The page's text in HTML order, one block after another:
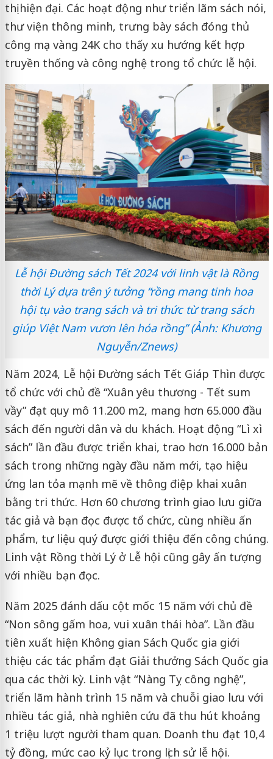
thị hiện đại. Các hoạt động như triển lãm sách nói,
thư viện thông minh, trưng bày sách đóng thủ
công mạ vàng 24K cho thấy xu hướng kết hợp
truyền thống và công nghệ trong tổ chức lễ hội.
Lễ hội Đường sách Tết 2024 với linh vật là Rồng
thời Lý dựa trên ý tưởng “rồng mang tinh hoa
hội tụ vào trang sách và tri thức từ trang sách
giúp Việt Nam vươn lên hóa rồng” (Ảnh: Khương
Nguyễn/Znews)
Năm 2024, Lễ hội Đường sách Tết Giáp Thìn được
tổ chức với chủ đề “Xuân yêu thương - Tết sum
vầy” đạt quy mô 11.200 m2, mang hơn 65.000 đầu
sách đến người dân và du khách. Hoạt động “Lì xì
sách” lần đầu được triển khai, trao hơn 16.000 bản
sách trong những ngày đầu năm mới, tạo hiệu
ứng lan tỏa mạnh mẽ về thông điệp khai xuân
bằng tri thức. Hơn 60 chương trình giao lưu giữa
tác giả và bạn đọc được tổ chức, cùng nhiều ấn
phẩm, tư liệu quý được giới thiệu đến công chúng.
Linh vật Rồng thời Lý ở Lễ hội cũng gây ấn tượng
với nhiều bạn đọc.
Năm 2025 đánh dấu cột mốc 15 năm với chủ đề
“Non sông gấm hoa, vui xuân thái hòa”. Lần đầu
tiên xuất hiện Không gian Sách Quốc gia giới
thiệu các tác phẩm đạt Giải thưởng Sách Quốc gia
qua các thời kỳ. Linh vật “Nàng Tỵ công nghệ”,
triển lãm hành trình 15 năm và chuỗi giao lưu với
nhiều tác giả, nhà nghiên cứu đã thu hút khoảng
1 triệu lượt người tham quan. Doanh thu đạt 10,4
tỷ đồng, mức cao kỷ lục trong lịch sử lễ hội.